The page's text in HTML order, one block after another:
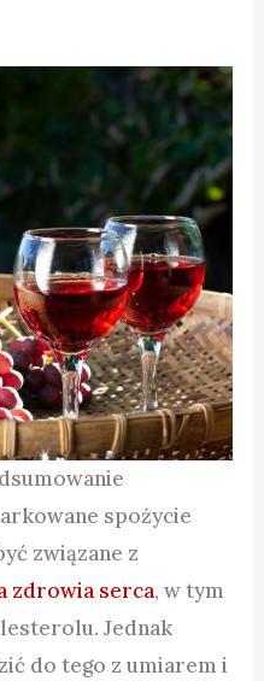
spożycie
związane z
zdrowia serca, w tym
Jednak
do tego z umiarem i